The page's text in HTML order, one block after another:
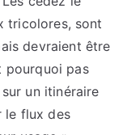
tricolores, sont
devraient être
pourquoi pas
un itinéraire
le flux des